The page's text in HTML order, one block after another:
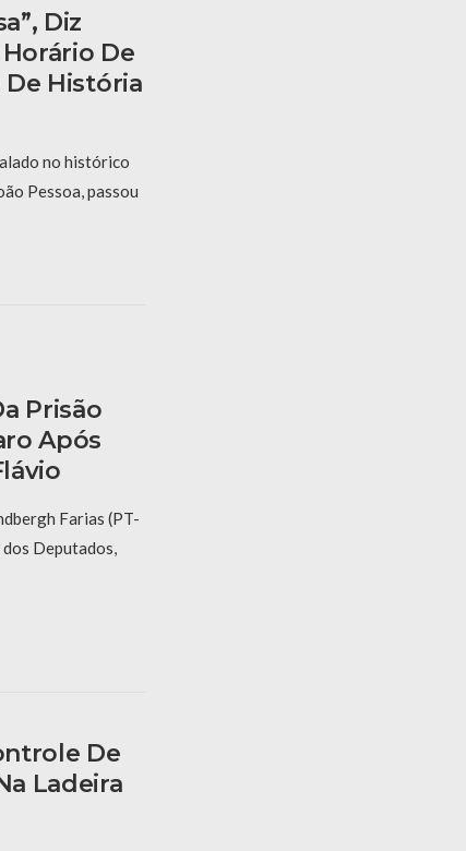
Diz
De
História
no histórico
Pessoa, passou
Prisão
Após
Farias (PT-
Deputados,
De
Ladeira